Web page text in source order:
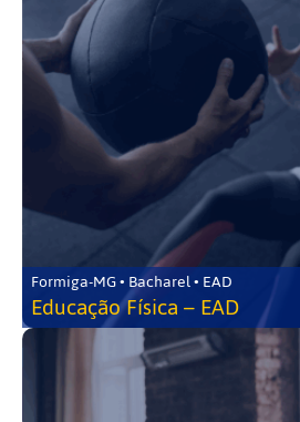
Formiga-MG • Bacharel • EAD
Educação Física – EAD